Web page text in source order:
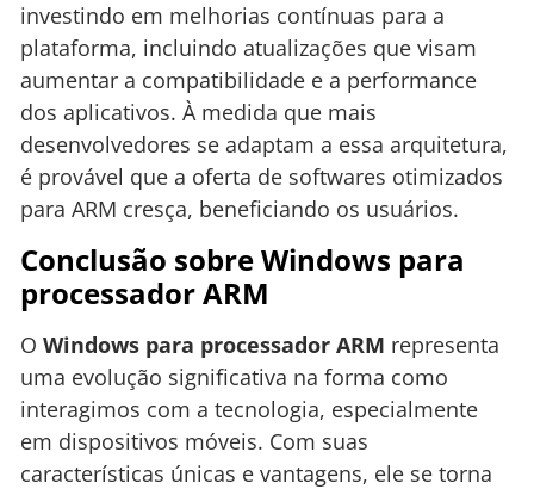
investindo em melhorias contínuas para a
plataforma, incluindo atualizações que visam
aumentar a compatibilidade e a performance
dos aplicativos. À medida que mais
desenvolvedores se adaptam a essa arquitetura,
é provável que a oferta de softwares otimizados
para ARM cresça, beneficiando os usuários.
Conclusão sobre Windows para
processador ARM
O Windows para processador ARM representa
uma evolução significativa na forma como
interagimos com a tecnologia, especialmente
em dispositivos móveis. Com suas
características únicas e vantagens, ele se torna